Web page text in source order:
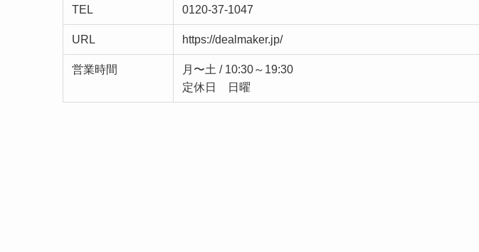
TEL 0120-37-1047
URL https://dealmaker.jp/
営業時間
月〜土 / 10:30～19:30
定休日 日曜